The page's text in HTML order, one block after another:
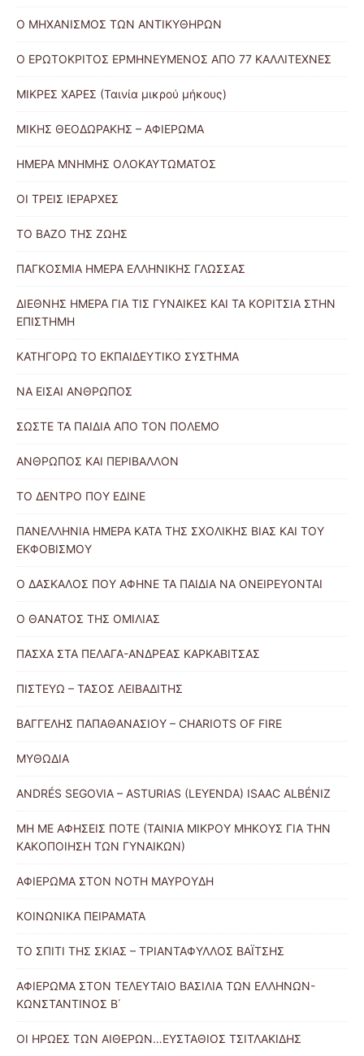
Ο ΜΗΧΑΝΙΣΜΟΣ ΤΩΝ ΑΝΤΙΚΥΘΗΡΩΝ
Ο ΕΡΩΤΟΚΡΙΤΟΣ ΕΡΜΗΝΕΥΜΕΝΟΣ ΑΠΟ 77 ΚΑΛΛΙΤΕΧΝΕΣ
ΜΙΚΡΕΣ ΧΑΡΕΣ (Ταινία μικρού μήκους)
ΜΙΚΗΣ ΘΕΟΔΩΡΑΚΗΣ – ΑΦΙΕΡΩΜΑ
ΗΜΕΡΑ ΜΝΗΜΗΣ ΟΛΟΚΑΥΤΩΜΑΤΟΣ
ΟΙ ΤΡΕΙΣ ΙΕΡΑΡΧΕΣ
ΤΟ ΒΑΖΟ ΤΗΣ ΖΩΗΣ
ΠΑΓΚΟΣΜΙΑ ΗΜΕΡΑ ΕΛΛΗΝΙΚΗΣ ΓΛΩΣΣΑΣ
ΔΙΕΘΝΗΣ ΗΜΕΡΑ ΓΙΑ ΤΙΣ ΓΥΝΑΙΚΕΣ ΚΑΙ ΤΑ ΚΟΡΙΤΣΙΑ ΣΤΗΝ
ΕΠΙΣΤΗΜΗ
ΚΑΤΗΓΟΡΩ ΤΟ ΕΚΠΑΙΔΕΥΤΙΚΟ ΣΥΣΤΗΜΑ
ΝΑ ΕΙΣΑΙ ΑΝΘΡΩΠΟΣ
ΣΩΣΤΕ ΤΑ ΠΑΙΔΙΑ ΑΠΟ ΤΟΝ ΠΟΛΕΜΟ
ΑΝΘΡΩΠΟΣ ΚΑΙ ΠΕΡΙΒΑΛΛΟΝ
ΤΟ ΔΕΝΤΡΟ ΠΟΥ ΕΔΙΝΕ
ΠΑΝΕΛΛΗΝΙΑ ΗΜΕΡΑ ΚΑΤΑ ΤΗΣ ΣΧΟΛΙΚΗΣ ΒΙΑΣ ΚΑΙ ΤΟΥ
ΕΚΦΟΒΙΣΜΟΥ
Ο ΔΑΣΚΑΛΟΣ ΠΟΥ ΑΦΗΝΕ ΤΑ ΠΑΙΔΙΑ ΝΑ ΟΝΕΙΡΕΥΟΝΤΑΙ
Ο ΘΑΝΑΤΟΣ ΤΗΣ ΟΜΙΛΙΑΣ
ΠΑΣΧΑ ΣΤΑ ΠΕΛΑΓΑ-ΑΝΔΡΕΑΣ ΚΑΡΚΑΒΙΤΣΑΣ
ΠΙΣΤΕΥΩ – ΤΑΣΟΣ ΛΕΙΒΑΔΙΤΗΣ
ΒΑΓΓΕΛΗΣ ΠΑΠΑΘΑΝΑΣΙΟΥ – CHARIOTS OF FIRE
ΜΥΘΩΔΙΑ
ANDRÉS SEGOVIA – ASTURIAS (LEYENDA) ISAAC ALBÉNIZ
ΜΗ ΜΕ ΑΦΗΣΕΙΣ ΠΟΤΕ (ΤΑΙΝΙΑ ΜΙΚΡΟΥ ΜΗΚΟΥΣ ΓΙΑ ΤΗΝ
ΚΑΚΟΠΟΙΗΣΗ ΤΩΝ ΓΥΝΑΙΚΩΝ)
ΑΦΙΕΡΩΜΑ ΣΤΟΝ ΝΟΤΗ ΜΑΥΡΟΥΔΗ
ΚΟΙΝΩΝΙΚΑ ΠΕΙΡΑΜΑΤΑ
ΤΟ ΣΠΙΤΙ ΤΗΣ ΣΚΙΑΣ – ΤΡΙΑΝΤΑΦΥΛΛΟΣ ΒΑΪΤΣΗΣ
ΑΦΙΕΡΩΜΑ ΣΤΟΝ ΤΕΛΕΥΤΑΙΟ ΒΑΣΙΛΙΑ ΤΩΝ ΕΛΛΗΝΩΝ-
ΚΩΝΣΤΑΝΤΙΝΟΣ Β΄
ΟΙ ΗΡΩΕΣ ΤΩΝ ΑΙΘΕΡΩΝ…ΕΥΣΤΑΘΙΟΣ ΤΣΙΤΛΑΚΙΔΗΣ